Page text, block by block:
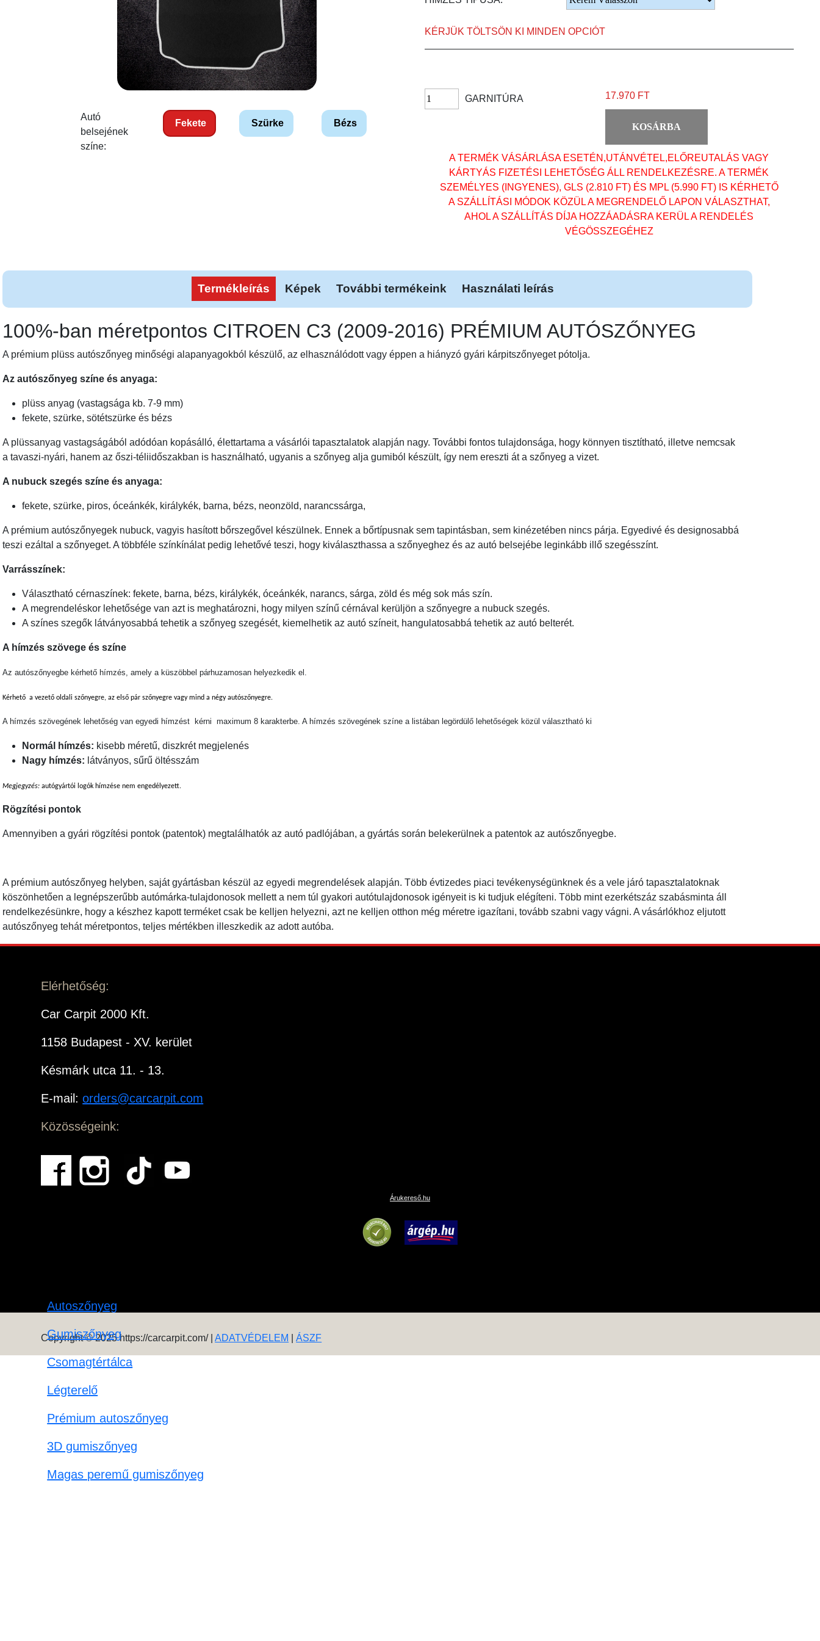
Autó
belsejének
színe:
Fekete Szürke Bézs
KÉRJÜK TÖLTSÖN KI MINDEN OPCIÓT
GARNITÚRA 17.970 FT
KOSÁRBA
A TERMÉK VÁSÁRLÁSA ESETÉN,UTÁNVÉTEL,ELŐREUTALÁS VAGY
KÁRTYÁS FIZETÉSI LEHETŐSÉG ÁLL RENDELKEZÉSRE. A TERMÉK
SZEMÉLYES (INGYENES), GLS (2.810 FT) ÉS MPL (5.990 FT) IS KÉRHETŐ
A SZÁLLÍTÁSI MÓDOK KÖZÜL A MEGRENDELŐ LAPON VÁLASZTHAT,
AHOL A SZÁLLÍTÁS DÍJA HOZZÁADÁSRA KERÜL A RENDELÉS
VÉGÖSSZEGÉHEZ
Termékleírás Képek További termékeink Használati leírás
100%-ban méretpontos CITROEN C3 (2009-2016) PRÉMIUM AUTÓSZŐNYEG
A prémium plüss autószőnyeg minőségi alapanyagokból készülő, az elhasználódott vagy éppen a hiányzó gyári kárpitszőnyeget pótolja.
Az autószőnyeg színe és anyaga:
plüss anyag (vastagsága kb. 7-9 mm)
fekete, szürke, sötétszürke és bézs
A plüssanyag vastagságából adódóan kopásálló, élettartama a vásárlói tapasztalatok alapján nagy. További fontos tulajdonsága, hogy könnyen tisztítható, illetve nemcsak
a tavaszi-nyári, hanem az őszi-téliidőszakban is használható, ugyanis a szőnyeg alja gumiból készült, így nem ereszti át a szőnyeg a vizet.
A nubuck szegés színe és anyaga:
fekete, szürke, piros, óceánkék, királykék, barna, bézs, neonzöld, narancssárga,
A prémium autószőnyegek nubuck, vagyis hasított bőrszegővel készülnek. Ennek a bőrtípusnak sem tapintásban, sem kinézetében nincs párja. Egyedivé és designosabbá
teszi ezáltal a szőnyeget. A többféle színkínálat pedig lehetővé teszi, hogy kiválaszthassa a szőnyeghez és az autó belsejébe leginkább illő szegésszínt.
Varrásszínek:
Választható cérnaszínek: fekete, barna, bézs, királykék, óceánkék, narancs, sárga, zöld és még sok más szín.
A megrendeléskor lehetősége van azt is meghatározni, hogy milyen színű cérnával kerüljön a szőnyegre a nubuck szegés.
A színes szegők látványosabbá tehetik a szőnyeg szegését, kiemelhetik az autó színeit, hangulatosabbá tehetik az autó belterét.
A hímzés szövege és színe
Az autószőnyegbe kérhető hímzés, amely a küszöbbel párhuzamosan helyezkedik el.
Kérhető a vezető oldali szőnyegre, az első pár szőnyegre vagy mind a négy autószőnyegre.
A hímzés szövegének lehetőség van egyedi hímzést kérni maximum 8 karakterbe. A hímzés szövegének színe a listában legördülő lehetőségek közül választható ki
Normál hímzés: kisebb méretű, diszkrét megjelenés
Nagy hímzés: látványos, sűrű öltésszám
Megjegyzés: autógyártói logók hímzése nem engedélyezett.
Rögzítési pontok
Amennyiben a gyári rögzítési pontok (patentok) megtalálhatók az autó padlójában, a gyártás során belekerülnek a patentok az autószőnyegbe.
A prémium autószőnyeg helyben, saját gyártásban készül az egyedi megrendelések alapján. Több évtizedes piaci tevékenységünknek és a vele járó tapasztalatoknak
köszönhetően a legnépszerűbb autómárka-tulajdonosok mellett a nem túl gyakori autótulajdonosok igényeit is ki tudjuk elégíteni. Több mint ezerkétszáz szabásminta áll
rendelkezésünkre, hogy a készhez kapott terméket csak be kelljen helyezni, azt ne kelljen otthon még méretre igazítani, tovább szabni vagy vágni. A vásárlókhoz eljutott
autószőnyeg tehát méretpontos, teljes mértékben illeszkedik az adott autóba.
Elérhetőség:
Car Carpit 2000 Kft.
1158 Budapest - XV. kerület
Késmárk utca 11. - 13.
E-mail:orders@carcarpit.com
Közösségeink:
Árukereső.hu
Autoszőnyeg
Gumiszőnyeg
Csomagtértálca
Légterelő
Prémium autoszőnyeg
3D gumiszőnyeg
Magas peremű gumiszőnyeg
Copyright © 2025 https://carcarpit.com/ |ADATVÉDELEM |ÁSZF